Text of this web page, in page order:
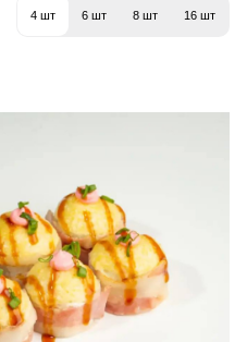
4 шт 6 шт 8 шт 16 шт